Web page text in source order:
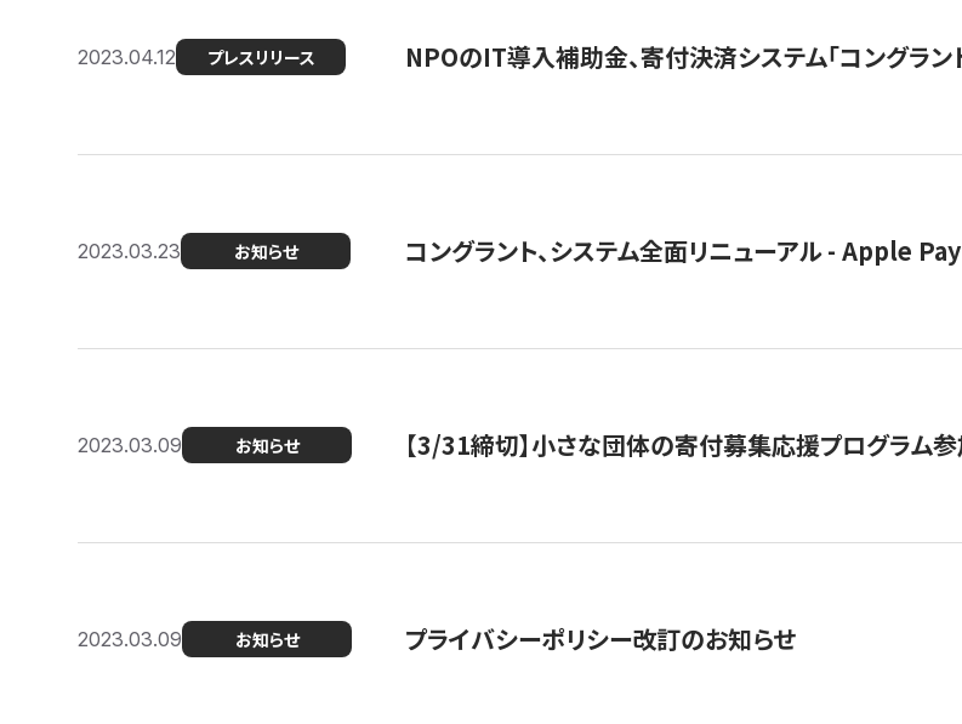
2023.04.12 プレスリリース NPOのIT導入補助金、寄付決済システム「コングラ
2023.03.23 お知らせ コングラント、システム全面リニューアル - Apple
2023.03.09 お知らせ 【3/31締切】小さな団体の寄付募集応援プログラム
2023.03.09 お知らせ プライバシーポリシー改訂のお知らせ